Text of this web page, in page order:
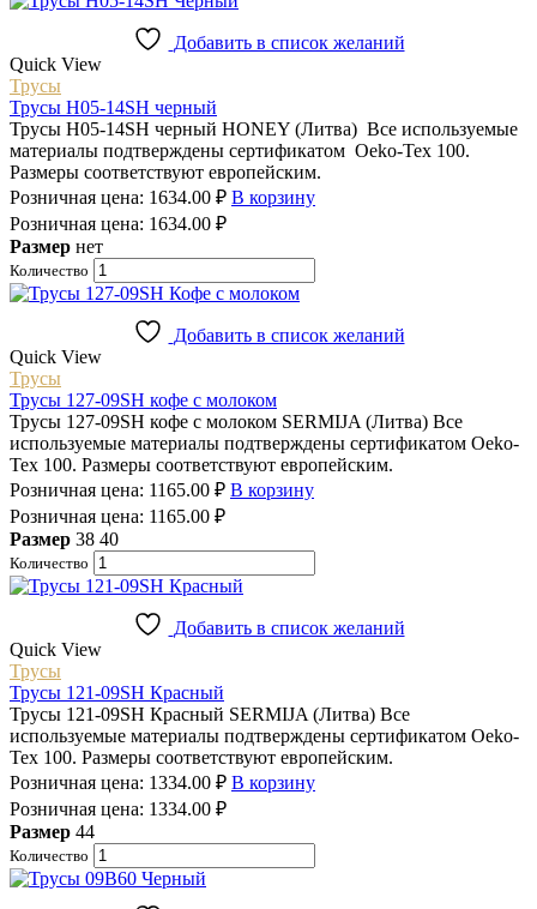
Добавить в список желаний
Quick View
Трусы
Трусы H05-14SH черный
Трусы H05-14SH черный HONEY (Литва) Все используемые
материалы подтверждены сертификатом Oeko-Tex 100.
Размеры соответствуют европейским.
Розничная цена: 1634.00 ₽ В корзину
Розничная цена: 1634.00 ₽
Размер нет
Количество
Добавить в список желаний
Quick View
Трусы
Трусы 127-09SH кофе с молоком
Трусы 127-09SH кофе с молоком SERMIJA (Литва) Все
используемые материалы подтверждены сертификатом Oeko-
Tex 100. Размеры соответствуют европейским.
Розничная цена: 1165.00 ₽ В корзину
Розничная цена: 1165.00 ₽
Размер 38 40
Количество
Добавить в список желаний
Quick View
Трусы
Трусы 121-09SH Красный
Трусы 121-09SH Красный SERMIJA (Литва) Все
используемые материалы подтверждены сертификатом Oeko-
Tex 100. Размеры соответствуют европейским.
Розничная цена: 1334.00 ₽ В корзину
Розничная цена: 1334.00 ₽
Размер 44
Количество